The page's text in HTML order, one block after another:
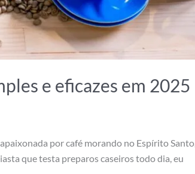
e eficazes em 2025
por café morando no Espírito Santo,
que testa preparos caseiros todo dia, eu